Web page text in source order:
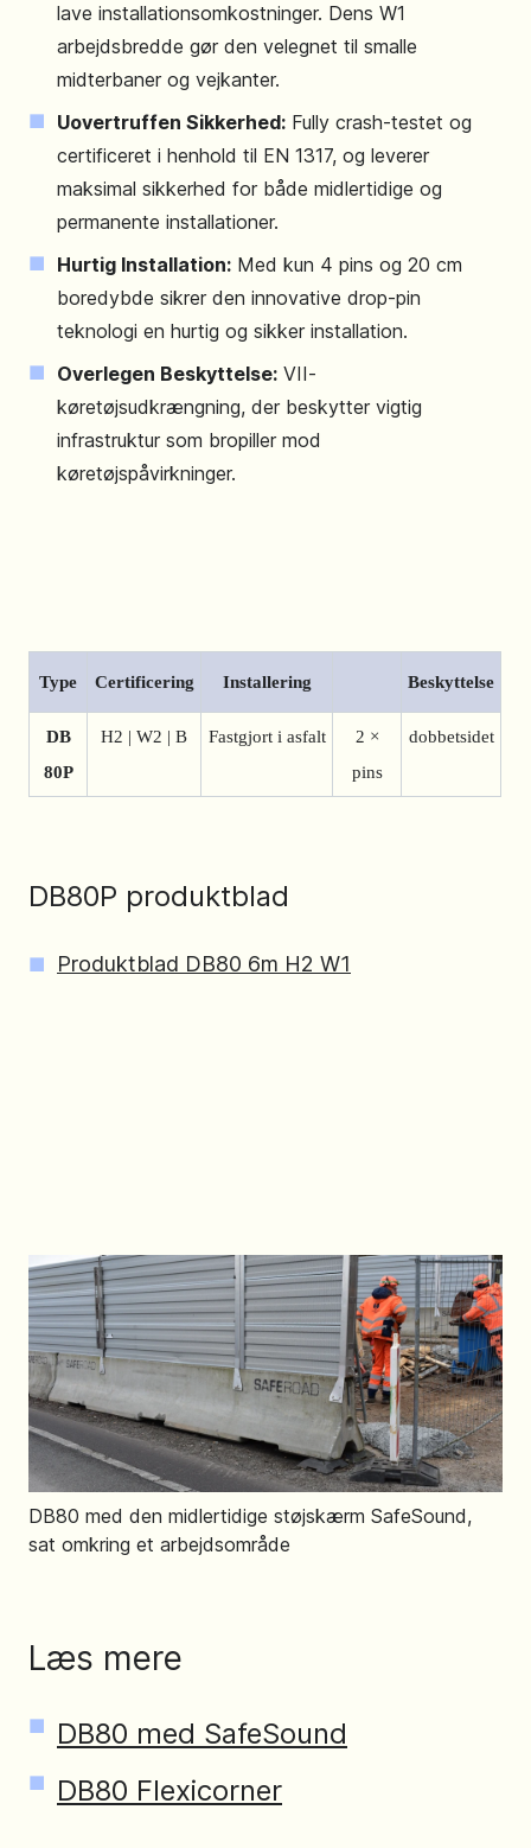
lave installationsomkostninger. Dens W1
arbejdsbredde gør den velegnet til smalle
midterbaner og vejkanter.
Uovertruffen Sikkerhed: Fully crash-testet og
certificeret i henhold til EN 1317, og leverer
maksimal sikkerhed for både midlertidige og
permanente installationer.
Hurtig Installation: Med kun 4 pins og 20 cm
boredybde sikrer den innovative drop-pin
teknologi en hurtig og sikker installation.
Overlegen Beskyttelse: VII-
køretøjsudkrængning, der beskytter vigtig
infrastruktur som bropiller mod
køretøjspåvirkninger.
Type Certificering Installering Beskyttelse
DB
80P
H2 | W2 | B Fastgjort i asfalt
2 ×
pins
dobbetsidet
DB80P produktblad
Produktblad DB80 6m H2 W1
DB80 med den midlertidige støjskærm SafeSound,
sat omkring et arbejdsområde
Læs mere
DB80 med SafeSound
DB80 Flexicorner